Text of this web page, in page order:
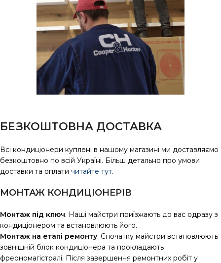
БЕЗКОШТОВНА ДОСТАВКА
Всі кондиціонери куплені в нашому магазині ми доставляємо
безкоштовно по всій Україні. Більш детально про умови
доставки та оплати читайте тут.
МОНТАЖ КОНДИЦІОНЕРІВ
Монтаж під ключ. Наші майстри приїзжають до вас одразу з
кондиціонером та встановлюють його.
Монтаж на етапі ремонту. Спочатку майстри встановлюють
зовнішній блок кондиціонера та прокладають
фреономагістралі. Після завершення ремонтних робіт у